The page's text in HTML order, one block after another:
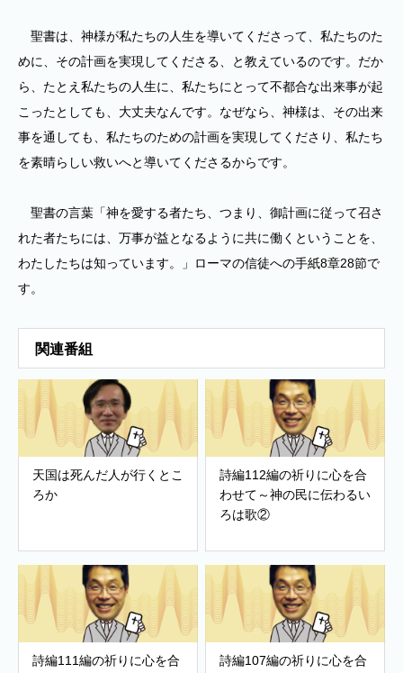
聖書は、神様が私たちの人生を導いてくださって、私たちのた
めに、その計画を実現してくださる、と教えているのです。だか
ら、たとえ私たちの人生に、私たちにとって不都合な出来事が起
こったとしても、大丈夫なんです。なぜなら、神様は、その出来
事を通しても、私たちのための計画を実現してくださり、私たち
を素晴らしい救いへと導いてくださるからです。
聖書の言葉「神を愛する者たち、つまり、御計画に従って召さ
れた者たちには、万事が益となるように共に働くということを、
わたしたちは知っています。」ローマの信徒への手紙8章28節で
す。
関連番組
天国は死んだ人が行くとこ
ろか
詩編112編の祈りに心を合
わせて～神の民に伝わるい
ろは歌②
詩編111編の祈りに心を合 詩編107編の祈りに心を合